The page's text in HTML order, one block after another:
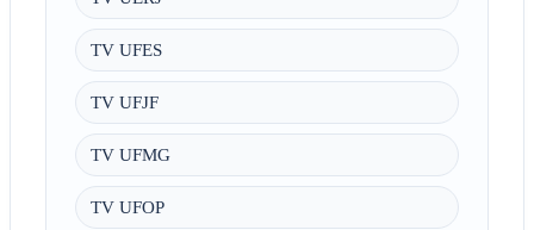
TV UFES
TV UFJF
TV UFMG
TV UFOP